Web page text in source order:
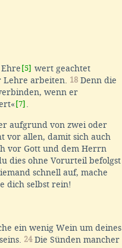
[5] wert geachtet
arbeiten. 18 Denn die
wenn er
[7]
aufgrund von zwei oder
vor allen, damit sich auch
vor Gott und dem Herrn
dies ohne Vorurteil befolgst
schnell auf, mache
dich selbst rein!
ein wenig Wein um deines
24Die Sünden mancher